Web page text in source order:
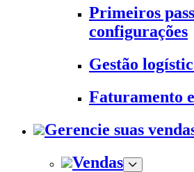
Primeiros
configurações
Gestão
Faturamento
Gerencie suas
Vendas